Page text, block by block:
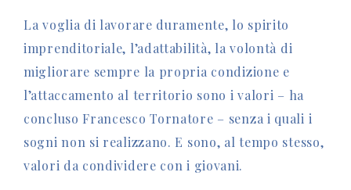
La voglia di lavorare duramente, lo spirito
imprenditoriale, l’adattabilità, la volontà di
migliorare sempre la propria condizione e
l’attaccamento al territorio sono i valori – ha
concluso Francesco Tornatore – senza i quali i
sogni non si realizzano. E sono, al tempo stesso,
valori da condividere con i giovani.